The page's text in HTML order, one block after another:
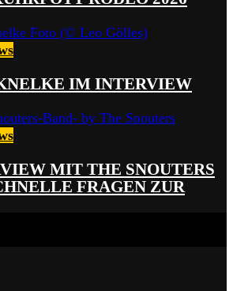
IM INTERVIEW
MIT THE SNOUTERS
FRAGEN ZUR